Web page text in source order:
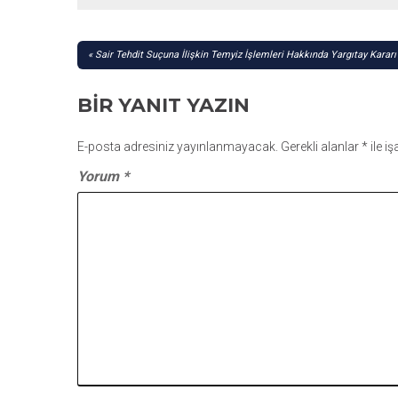
YAZI
Sair Tehdit Suçuna İlişkin Temyiz İşlemleri Hakkında Yargıtay Kararı
BIR YANIT YAZIN
E-posta adresiniz yayınlanmayacak. Gerekli alanlar* ile
Yorum *